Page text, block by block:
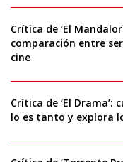
Crítica de ‘El
comparación entre
cine
Crítica de ‘El
lo es tanto y explora